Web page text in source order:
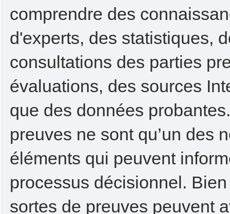
comprendre des
d'experts, des statistiques,
consultations des parties
évaluations, des sources
que des données
preuves ne sont qu’un des
éléments qui peuvent
processus décisionnel.
sortes de preuves peuvent